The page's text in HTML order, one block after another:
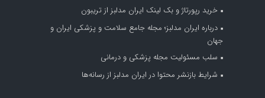
خرید رپورتاژ و بک لینک ایران مدلبز از تریبون
درباره ایران مدلبز؛ مجله جامع سلامت و پزشکی ایران و
جهان
سلب مسئولیت مجله پزشکی و درمانی
شرایط بازنشر محتوا در ایران مدلبز از رسانه‌ها